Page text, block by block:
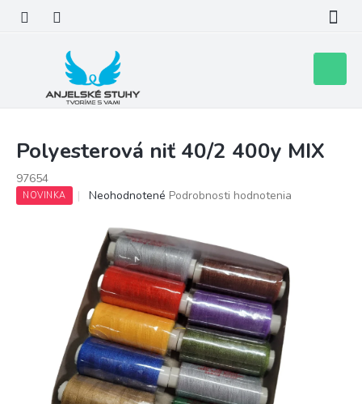
obsah
košík
Polyesterová niť 40/2 400y MIX
97654
NOVINKA
Priemerné
produktu
0,0
z
5
hviezdičiek.
Neohodnotené Podrobnosti hodnotenia